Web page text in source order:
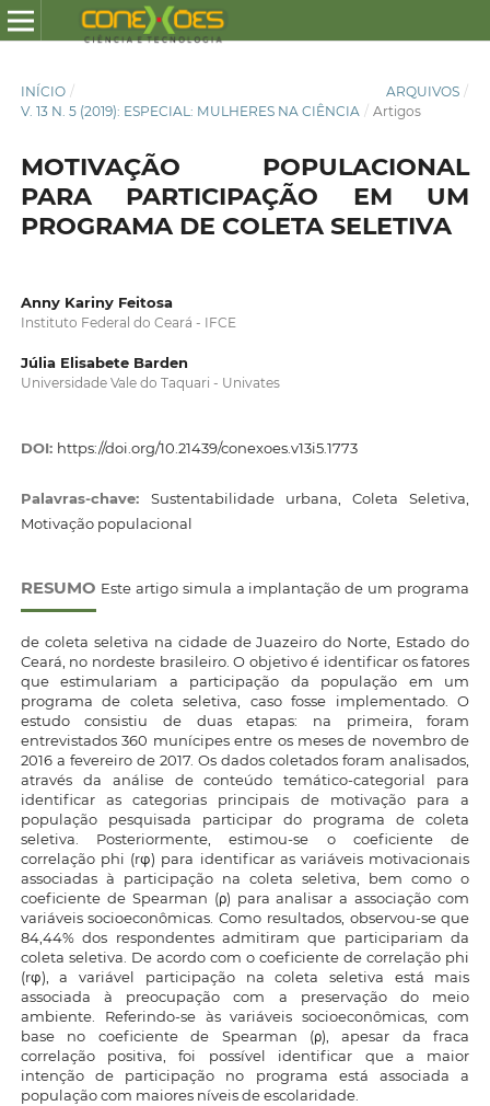
INÍCIO / ARQUIVOS /
V. 13 N. 5 (2019): ESPECIAL: MULHERES NA CIÊNCIA / Artigos
MOTIVAÇÃO POPULACIONAL
PARA PARTICIPAÇÃO EM UM
PROGRAMA DE COLETA SELETIVA
Anny Kariny Feitosa
Instituto Federal do Ceará - IFCE
Júlia Elisabete Barden
Universidade Vale do Taquari - Univates
DOI: https://doi.org/10.21439/conexoes.v13i5.1773
Palavras-chave: Sustentabilidade urbana, Coleta Seletiva,
Motivação populacional
RESUMO Este artigo simula a implantação de um programa
de coleta seletiva na cidade de Juazeiro do Norte, Estado do
Ceará, no nordeste brasileiro. O objetivo é identificar os fatores
que estimulariam a participação da população em um
programa de coleta seletiva, caso fosse implementado. O
estudo consistiu de duas etapas: na primeira, foram
entrevistados 360 munícipes entre os meses de novembro de
2016 a fevereiro de 2017. Os dados coletados foram analisados,
através da análise de conteúdo temático-categorial para
identificar as categorias principais de motivação para a
população pesquisada participar do programa de coleta
seletiva. Posteriormente, estimou-se o coeficiente de
correlação phi (rφ) para identificar as variáveis motivacionais
associadas à participação na coleta seletiva, bem como o
coeficiente de Spearman (ρ) para analisar a associação com
variáveis socioeconômicas. Como resultados, observou-se que
84,44% dos respondentes admitiram que participariam da
coleta seletiva. De acordo com o coeficiente de correlação phi
(rφ), a variável participação na coleta seletiva está mais
associada à preocupação com a preservação do meio
ambiente. Referindo-se às variáveis socioeconômicas, com
base no coeficiente de Spearman (ρ), apesar da fraca
correlação positiva, foi possível identificar que a maior
intenção de participação no programa está associada a
população com maiores níveis de escolaridade.